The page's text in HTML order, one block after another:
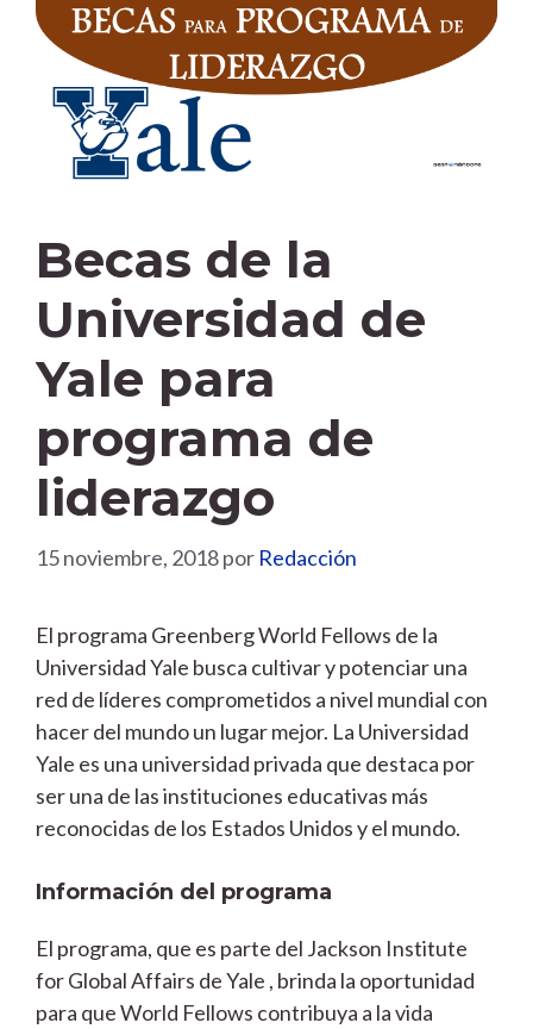
Becas de la
Universidad de
Yale para
programa de
liderazgo
15 noviembre, 2018por Redacción
El programa Greenberg World Fellows de la
Universidad Yale busca cultivar y potenciar una
red de líderes comprometidos a nivel mundial con
hacer del mundo un lugar mejor. La Universidad
Yale es una universidad privada que destaca por
ser una de las instituciones educativas más
reconocidas de los Estados Unidos y el mundo.
Información del programa
El programa, que es parte del Jackson Institute
for Global Affairs de Yale , brinda la oportunidad
para que World Fellows contribuya a la vida